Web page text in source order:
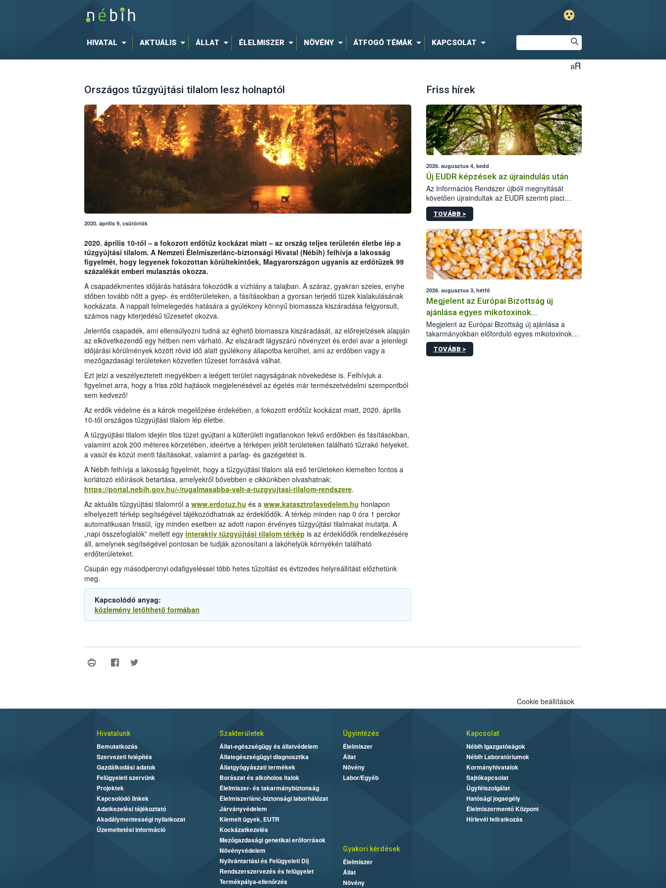
HIVATAL AKTUÁLIS ÁLLAT ÉLELMISZER NÖVÉNY ÁTFOGÓ TÉMÁK KAPCSOLAT
Országos tűzgyújtási tilalom lesz holnaptól
2020. április 9, csütörtök
2020. április 10-től – a fokozott erdőtűz kockázat miatt – az ország teljes területén életbe lép a
tűzgyújtási tilalom. A Nemzeti Élelmiszerlánc-biztonsági Hivatal (Nébih) felhívja a lakosság
figyelmét, hogy legyenek fokozottan körültekintőek, Magyarországon ugyanis az erdőtüzek 99
százalékát emberi mulasztás okozza.
A csapadékmentes időjárás hatására fokozódik a vízhiány a talajban. A száraz, gyakran szeles, enyhe
időben tovább nőtt a gyep- és erdőterületeken, a fásításokban a gyorsan terjedő tüzek kialakulásának
kockázata. A nappali felmelegedés hatására a gyúlékony könnyű biomassza kiszáradása felgyorsult,
számos nagy kiterjedésű tűzesetet okozva.
Jelentős csapadék, ami ellensúlyozni tudná az éghető biomassza kiszáradását, az előrejelzések alapján
az elkövetkezendő egy hétben nem várható. Az elszáradt lágyszárú növényzet és erdei avar a jelenlegi
időjárási körülmények között rövid idő alatt gyúlékony állapotba kerülhet, ami az erdőben vagy a
mezőgazdasági területeken közvetlen tűzeset forrásává válhat.
Ezt jelzi a veszélyeztetett megyékben a leégett terület nagyságának növekedése is. Felhívjuk a
figyelmet arra, hogy a friss zöld hajtások megjelenésével az égetés már természetvédelmi szempontból
sem kedvező!
Az erdők védelme és a károk megelőzése érdekében, a fokozott erdőtűz kockázat miatt, 2020. április
10-től országos tűzgyújtási tilalom lép életbe.
A tűzgyújtási tilalom idején tilos tüzet gyújtani a külterületi ingatlanokon fekvő erdőkben és fásításokban,
valamint azok 200 méteres körzetében, ideértve a térképen jelölt területeken található tűzrakó helyeket,
a vasút és közút menti fásításokat, valamint a parlag- és gazégetést is.
A Nébih felhívja a lakosság figyelmét, hogy a tűzgyújtási tilalom alá eső területeken kiemelten fontos a
korlátozó előírások betartása, amelyekről bővebben e cikkünkben olvashatnak:
https://portal.nebih.gov.hu/-/rugalmasabba-valt-a-tuzgyujtasi-tilalom-rendszere.
Az aktuális tűzgyújtási tilalomról a www.erdotuz.hu és a www.katasztrofavedelem.hu honlapon
elhelyezett térkép segítségével tájékozódhatnak az érdeklődők. A térkép minden nap 0 óra 1 perckor
automatikusan frissül, így minden esetben az adott napon érvényes tűzgyújtási tilalmakat mutatja. A
„napi összefoglalók” mellett egy interaktív tűzgyújtási tilalom térkép is az érdeklődők rendelkezésére
áll, amelynek segítségével pontosan be tudják azonosítani a lakóhelyük környékén található
erdőterületeket.
Csupán egy másodpercnyi odafigyeléssel több hetes tűzoltást és évtizedes helyreállítást előzhetünk
meg.
Kapcsolódó anyag:
közlemény letölthető formában
Friss hírek
2026. augusztus 4, kedd
Új EUDR képzések az újraindulás után
Az Információs Rendszer újbóli megnyitását
követően újraindultak az EUDR szerinti piaci
szereplőknek szóló online képzések.
TOVÁBB >
2026. augusztus 3, hétfő
Megjelent az Európai Bizottság új
ajánlása egyes mikotoxinok
takarmányokban való jelenlétéről
Megjelent az Európai Bizottság új ajánlása a
takarmányokban előforduló egyes mikotoxinokkal
kapcsolatban. A dokumentum 2027-től új
irányértékek alkalmazását írja elő, és a jelenleg
TOVÁBB >
Cookie beállítások
Hivatalunk
Bemutatkozás
Szervezeti felépítés
Gazdálkodási adatok
Felügyeleti szervünk
Projektek
Kapcsolódó linkek
Adatkezelési tájékoztató
Akadálymentességi nyilatkozat
Üzemeltetési információ
Szakterületek
Állat-egészségügy és állatvédelem
Állategészségügyi diagnosztika
Állatgyógyászati termékek
Borászat és alkoholos italok
Élelmiszer- és takarmánybiztonság
Élelmiszerlánc-biztonsági laborhálózat
Járványvédelem
Kiemelt ügyek, EUTR
Kockázatkezelés
Mezőgazdasági genetikai erőforrások
Növényvédelem
Nyilvántartási és Felügyeleti Díj
Rendszerszervezés és felügyelet
Termékpálya-ellenőrzés
Ügyintézés
Élelmiszer
Állat
Növény
Labor/Egyéb
Kapcsolat
Nébih Igazgatóságok
Nébih Laboratóriumok
Kormányhivatalok
Sajtókapcsolat
Ügyfélszolgálat
Hatósági jogsegély
Élelmiszermentő Központ
Hírlevél feliratkozás
Gyakori kérdések
Élelmiszer
Állat
Növény